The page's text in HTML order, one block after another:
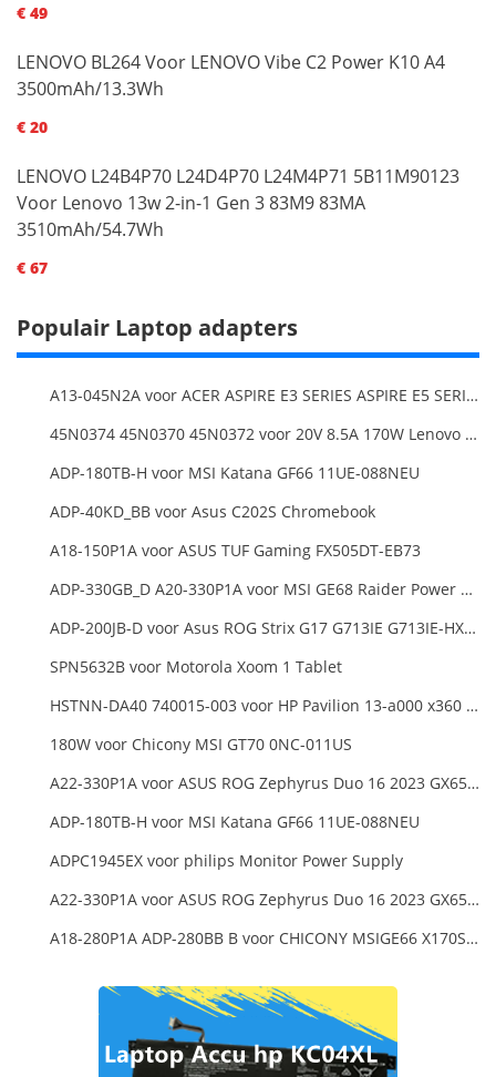
€ 49
LENOVO BL264 Voor LENOVO Vibe C2 Power K10 A4
3500mAh/13.3Wh
€ 20
LENOVO L24B4P70 L24D4P70 L24M4P71 5B11M90123
Voor Lenovo 13w 2-in-1 Gen 3 83M9 83MA
3510mAh/54.7Wh
€ 67
Populair Laptop adapters
A13-045N2A voor ACER ASPIRE E3 SERIES ASPIRE E5 SERIES ASPIRE ES1 SERIES
45N0374 45N0370 45N0372 voor 20V 8.5A 170W Lenovo ThinkPad W540 T540P
ADP-180TB-H voor MSI Katana GF66 11UE-088NEU
ADP-40KD_BB voor Asus C202S Chromebook
A18-150P1A voor ASUS TUF Gaming FX505DT-EB73
ADP-330GB_D A20-330P1A voor MSI GE68 Raider Power Supply
ADP-200JB-D voor Asus ROG Strix G17 G713IE G713IE-HX002W
SPN5632B voor Motorola Xoom 1 Tablet
HSTNN-DA40 740015-003 voor HP Pavilion 13-a000 x360 11-h000 x2 Series 19.5v 45w 2.31a Blue Charger+Cord
180W voor Chicony MSI GT70 0NC-011US
A22-330P1A voor ASUS ROG Zephyrus Duo 16 2023 GX650PY
ADP-180TB-H voor MSI Katana GF66 11UE-088NEU
ADPC1945EX voor philips Monitor Power Supply
A22-330P1A voor ASUS ROG Zephyrus Duo 16 2023 GX650PY
A18-280P1A ADP-280BB B voor CHICONY MSIGE66 X170SMG, MSI GE66 GE76